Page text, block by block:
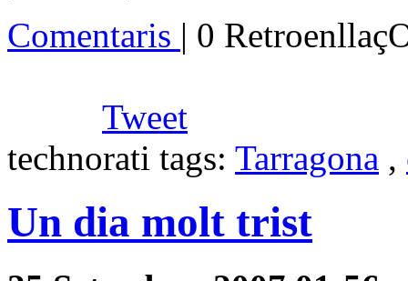
Comentaris | 0
Tweet
technorati tags: Tarragona ,
Un dia molt trist